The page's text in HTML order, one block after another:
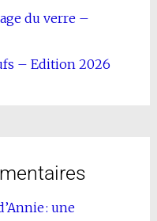
du verre –
– Edition 2026
: une